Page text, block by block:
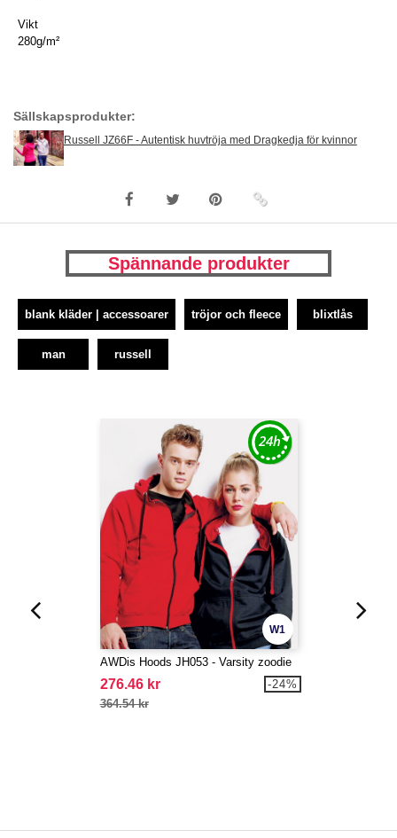
Vikt
280g/m²
Sällskapsprodukter:
Russell JZ66F - Autentisk huvtröja med Dragkedja för kvinnor
Spännande produkter
blank kläder | accessoarer tröjor och fleece blixtlås
man russell
W1
AWDis Hoods JH053 - Varsity zoodie
276.46 kr
364.54 kr
-24%